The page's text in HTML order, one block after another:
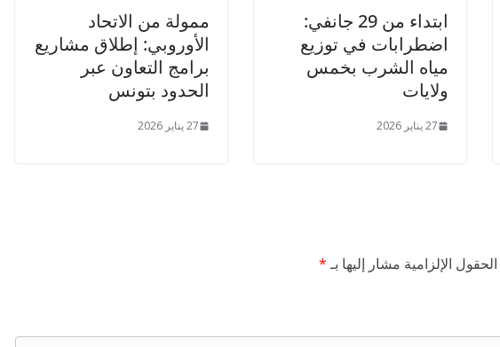
ابتداء من 29 جانفي:
اضطرابات في توزيع
مياه الشرب بخمس
ولايات
27 يناير 2026
ممولة من الاتحاد
الأوروبي: إطلاق مشاريع
برامج التعاون عبر
الحدود بتونس
27 يناير 2026
الحقول الإلزامية مشار إليها بـ*